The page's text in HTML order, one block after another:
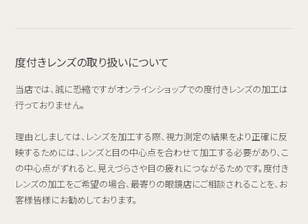
度付きレンズの取り扱いについて
当店では、誠に恐縮ですがオンラインショップでの度付きレンズの加工は
行っておりません。
理由としましては、レンズを加工する際、視力測定の結果をより正確に反
映するためには、レンズと目の中心点を合わせて加工する必要があり、こ
の中心点がずれると、見えづらさや目の疲れにつながるためです。度付き
レンズの加工をご希望の場合、最寄りの眼鏡店にご相談されることを、お
客様皆様にお勧めしております。